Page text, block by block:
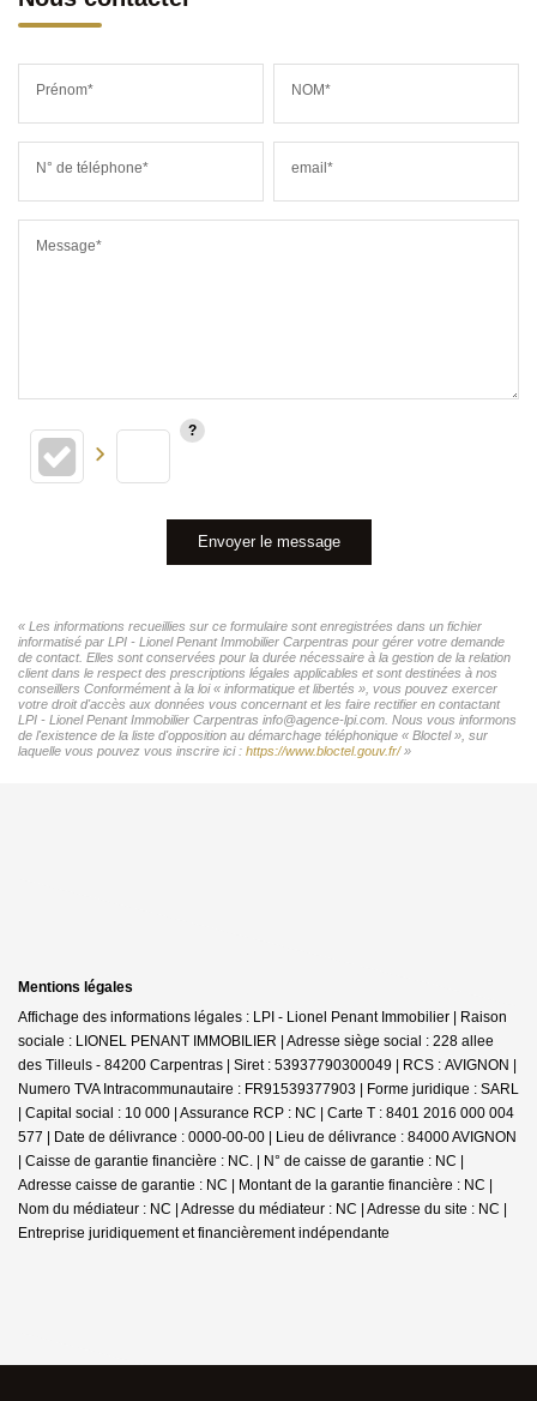
Prénom* NOM*
N° de téléphone* email*
Message*
Envoyer le message
« Les informations recueillies sur ce formulaire sont enregistrées dans un fichier
informatisé par LPI - Lionel Penant Immobilier Carpentras pour gérer votre demande
de contact. Elles sont conservées pour la durée nécessaire à la gestion de la relation
client dans le respect des prescriptions légales applicables et sont destinées à nos
conseillers Conformément à la loi « informatique et libertés », vous pouvez exercer
votre droit d'accès aux données vous concernant et les faire rectifier en contactant
LPI - Lionel Penant Immobilier Carpentras info@agence-lpi.com. Nous vous informons
de l'existence de la liste d'opposition au démarchage téléphonique « Bloctel », sur
laquelle vous pouvez vous inscrire ici : https://www.bloctel.gouv.fr/»
Mentions légales
Affichage des informations légales : LPI - Lionel Penant Immobilier | Raison
sociale : LIONEL PENANT IMMOBILIER | Adresse siège social : 228 allee
des Tilleuls - 84200 Carpentras | Siret : 53937790300049 | RCS : AVIGNON |
Numero TVA Intracommunautaire : FR91539377903 | Forme juridique : SARL
| Capital social : 10 000 | Assurance RCP : NC | Carte T : 8401 2016 000 004
577 | Date de délivrance : 0000-00-00 | Lieu de délivrance : 84000 AVIGNON
| Caisse de garantie financière : NC. | N° de caisse de garantie : NC |
Adresse caisse de garantie : NC | Montant de la garantie financière : NC |
Nom du médiateur : NC | Adresse du médiateur : NC | Adresse du site : NC |
Entreprise juridiquement et financièrement indépendante